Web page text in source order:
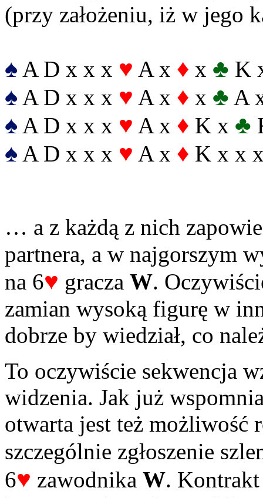
(przy założeniu, iż w jego
♠ A D x x x ♥ A x ♦ x ♣ K
♠ A D x x x ♥ A x ♦ x ♣ A
♠ A D x x x ♥ A x ♦ K x ♣
♠ A D x x x ♥ A x ♦ K x x
… a z każdą z nich
partnera, a w najgorszym
na 6♥ gracza W.
zamian wysoką figurę w
dobrze by wiedział, co
To oczywiście sekwencja
widzenia. Jak już
otwarta jest też możliwość
szczególnie zgłoszenie
6♥ zawodnika W.